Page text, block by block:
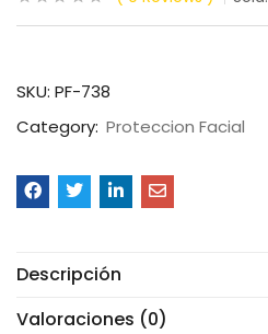
SKU: PF-738
Category: Proteccion Facial
Descripción
Valoraciones (0)